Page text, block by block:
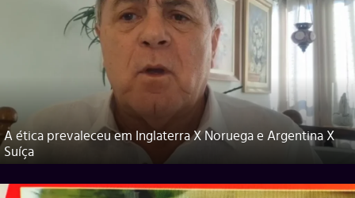
A ética prevaleceu em Inglaterra X Noruega e Argentina X
Suíça